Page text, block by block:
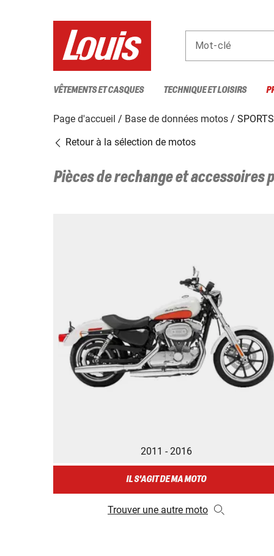
Mot-clé
VÊTEMENTS ET CASQUES TECHNIQUE ET LOISIRS
Page d'accueil Base de données motos
Retour à la sélection de motos
Pièces de rechange et accessoires
2011 - 2016
IL S'AGIT DE MA MOTO
Trouver une autre moto